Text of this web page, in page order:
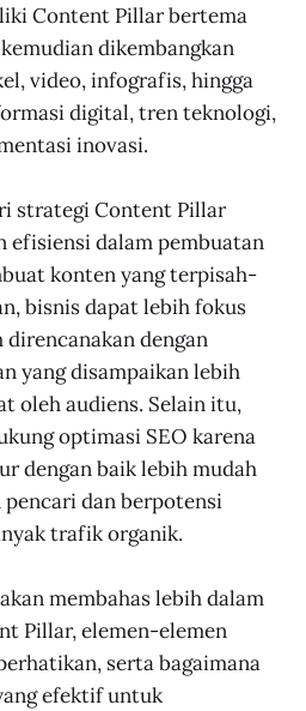
Content Pillar bertema
dikembangkan
video, infografis, hingga
digital, tren teknologi,
inovasi.
strategi Content Pillar
efisiensi dalam pembuatan
konten yang terpisah-
bisnis dapat lebih fokus
dengan
yang disampaikan lebih
oleh audiens. Selain itu,
optimasi SEO karena
dengan baik lebih mudah
dan berpotensi
trafik organik.
membahas lebih dalam
Pillar, elemen-elemen
serta bagaimana
efektif untuk